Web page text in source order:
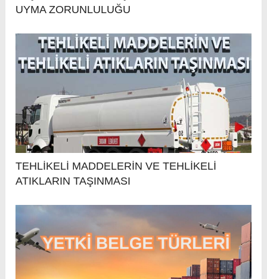
UYMA ZORUNLULUĞU
TEHLİKELİ MADDELERİN VE TEHLİKELİ
ATIKLARIN TAŞINMASI